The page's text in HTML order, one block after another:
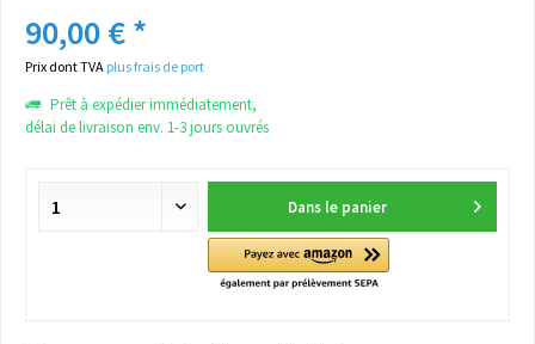
90,00 € *
Prix dont TVA plus frais de port
Prêt à expédier immédiatement,
délai de livraison env. 1-3 jours ouvrés
Dans le panier